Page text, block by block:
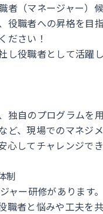
（マネージャー）
職者への昇格を目
ださい！
役職者として活躍
自のプログラムを用
ど、現場でのマネジ
してチャレンジでき
制
ー研修があります。
職者と悩みや工夫を